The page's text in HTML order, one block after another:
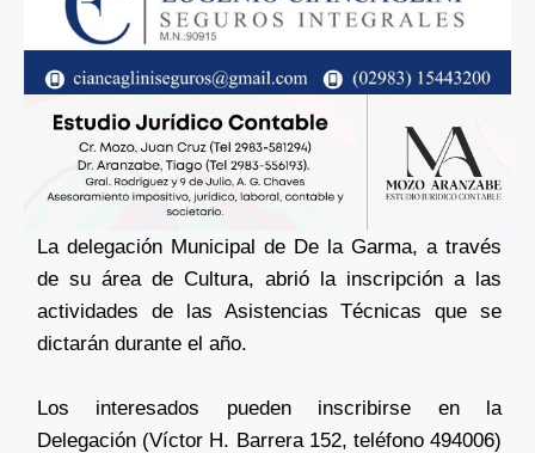
La delegación Municipal de De la Garma, a través
de su área de Cultura, abrió la inscripción a las
actividades de las Asistencias Técnicas que se
dictarán durante el año.
Los interesados pueden inscribirse en la
Delegación (Víctor H. Barrera 152, teléfono 494006)